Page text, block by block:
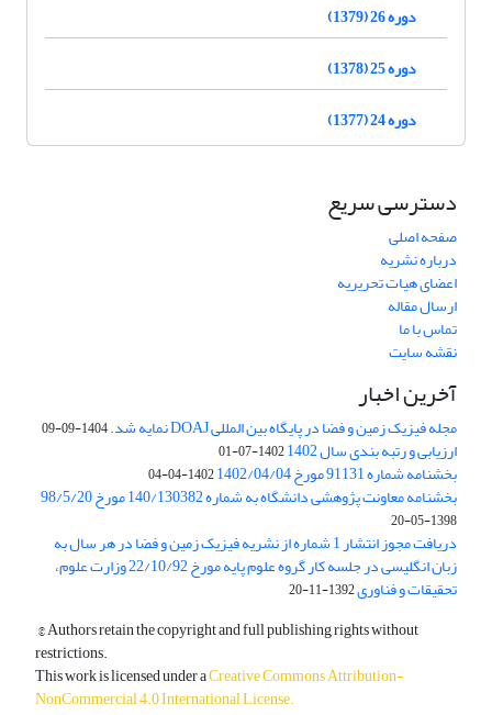
دوره 26 (1379)
دوره 25 (1378)
دوره 24 (1377)
دسترسی سریع
صفحه اصلی
درباره نشریه
اعضای هیات تحریریه
ارسال مقاله
تماس با ما
نقشه سایت
آخرین اخبار
مجله فیزیک زمین و فضا در پایگاه بین المللی DOAJ نمایه شد. 1404-09-09
ارزیابی و رتبه بندی سال 1402 1402-07-01
بخشنامه شماره 91131 مورخ 1402/04/04 1402-04-04
بخشنامه معاونت پژوهشی دانشگاه به شماره 140/130382 مورخ 98/5/20
1398-05-20
دریافت مجوز انتشار 1 شماره از نشریه فیزیک زمین و فضا در هر سال به
زبان انگلیسی در جلسه کار گروه علوم پایه مورخ 22/10/92 وزارت علوم،
تحقیقات و فناوری1392-11-20
© Authors retain the copyright and full publishing rights without
restrictions.
This work is licensed under aCreative Commons Attribution-
NonCommercial 4.0 International License.